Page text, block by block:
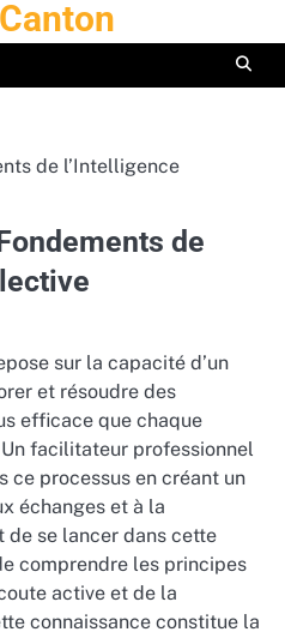
de l’Intelligence
de
sur la capacité d’un
et résoudre des
efficace que chaque
facilitateur professionnel
ce processus en créant un
échanges et à la
de se lancer dans cette
comprendre les principes
active et de la
connaissance constitue la